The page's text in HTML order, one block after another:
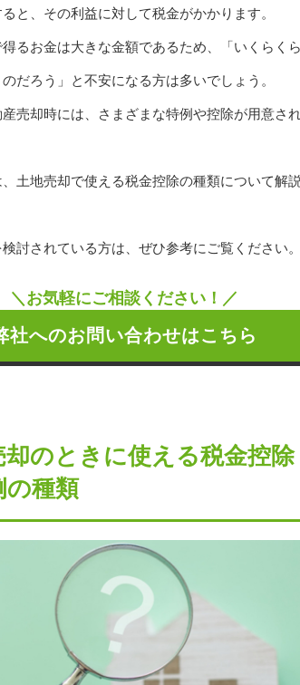
と、その利益に対して税金がかかります。
るお金は大きな金額であるため、「いくらく
だろう」と不安になる方は多いでしょう。
産売却時には、さまざまな特例や控除が用意さ
土地売却で使える税金控除の種類について解
討されている方は、ぜひ参考にご覧ください。
＼お気軽にご相談ください！／
社へのお問い合わせはこちら
却のときに使える税金控除
の種類